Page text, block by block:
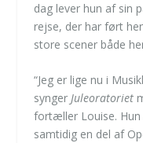
dag lever hun af sin
rejse, der har ført
store scener både
“Jeg er lige nu i
synger Juleoratoriet
fortæller Louise.
samtidig en del af